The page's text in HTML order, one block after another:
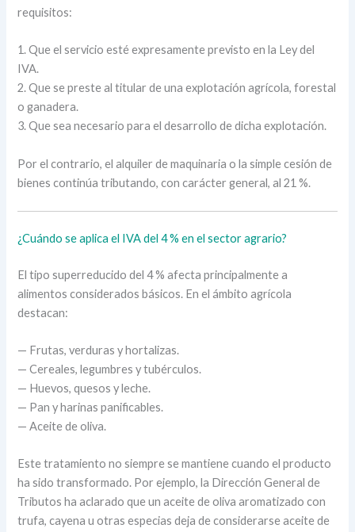
requisitos:
1. Que el servicio esté expresamente previsto en la Ley del
IVA.
2. Que se preste al titular de una explotación agrícola, forestal
o ganadera.
3. Que sea necesario para el desarrollo de dicha explotación.
Por el contrario, el alquiler de maquinaria o la simple cesión de
bienes continúa tributando, con carácter general, al 21 %.
¿Cuándo se aplica el IVA del 4 % en el sector agrario?
El tipo superreducido del 4 % afecta principalmente a
alimentos considerados básicos. En el ámbito agrícola
destacan:
— Frutas, verduras y hortalizas.
— Cereales, legumbres y tubérculos.
— Huevos, quesos y leche.
— Pan y harinas panificables.
— Aceite de oliva.
Este tratamiento no siempre se mantiene cuando el producto
ha sido transformado. Por ejemplo, la Dirección General de
Tributos ha aclarado que un aceite de oliva aromatizado con
trufa, cayena u otras especias deja de considerarse aceite de